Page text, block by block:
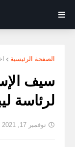
الصفحة الرئيسية
سيف
لرئاسة
نوفمبر 17, 2021